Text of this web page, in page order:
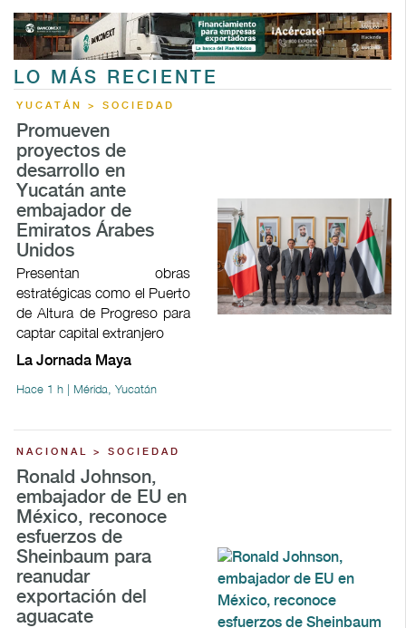
LO MÁS RECIENTE
YUCATÁN > SOCIEDAD
Promueven
proyectos de
desarrollo en
Yucatán ante
embajador de
Emiratos Árabes
Unidos
Presentan obras
estratégicas como el Puerto
de Altura de Progreso para
captar capital extranjero
La Jornada Maya
Hace 1 h | Mérida, Yucatán
NACIONAL > SOCIEDAD
Ronald Johnson,
embajador de EU en
México, reconoce
esfuerzos de
Sheinbaum para
reanudar
exportación del
aguacate